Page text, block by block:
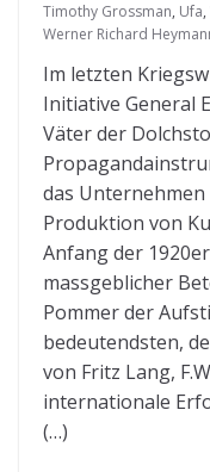
Timothy Grossman, Ufa,
Werner Richard
Im letzten
Initiative General
Väter der
das
Produktion von
Anfang der
massgeblicher
Pommer der
bedeutendsten,
von Fritz Lang,
internationale
(…)